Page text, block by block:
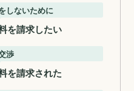
しないために
を請求したい
渉
を請求された